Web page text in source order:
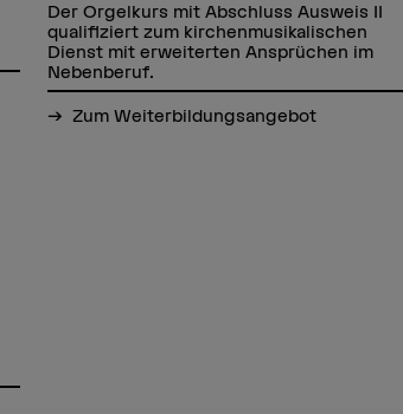
Der Orgelkurs mit Abschluss Ausweis II
qualifiziert zum kirchenmusikalischen
Dienst mit erweiterten Ansprüchen im
Nebenberuf.
Zum Weiterbildungsangebot